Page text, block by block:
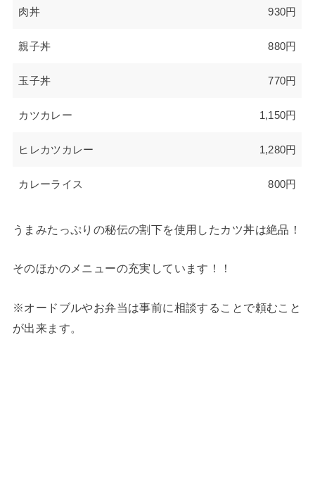
肉丼 930円
親子丼 880円
玉子丼 770円
カツカレー 1,150円
ヒレカツカレー 1,280円
カレーライス 800円
うまみたっぷりの秘伝の割下を使用したカツ丼は絶品！
そのほかのメニューの充実しています！！
※オードブルやお弁当は事前に相談することで頼むこと
が出来ます。